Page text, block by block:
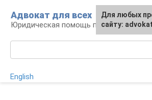
контенту
Адвокат для всех
Юридическая помощь по любому
English
Для любых
сайту: